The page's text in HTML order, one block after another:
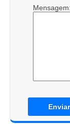
Mensagem: